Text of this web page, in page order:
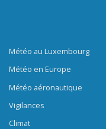
Météo au Luxembourg
Météo en Europe
Météo aéronautique
Vigilances
Climat